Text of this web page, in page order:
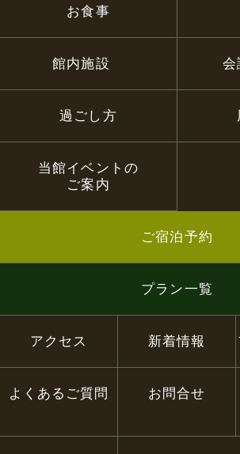
お食事
館内施設 会
過ごし方
当館イベントの
ご案内
ご宿泊予約
プラン一覧
アクセス 新着情報
よくあるご質問 お問合せ